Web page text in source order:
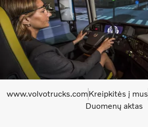
www.volvotrucks.comKreipkitės į mus
Duomenų aktas